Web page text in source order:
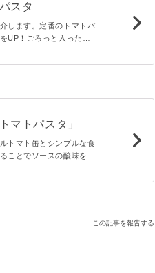
スタ
します。定番のトマトパ
UP！ごろっと入ったサ
マトパスタ」
トマト缶とシンプルな食
ことでソースの酸味を飛
この記事を報告する